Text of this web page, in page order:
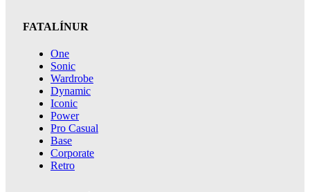
FATALÍNUR
One
Sonic
Wardrobe
Dynamic
Iconic
Power
Pro Casual
Base
Corporate
Retro